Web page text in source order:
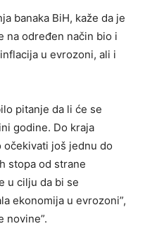
banaka BiH, kaže da je
na određen način bio i
u evrozoni, ali i
pitanje da li će se
godine. Do kraja
još jednu do
stopa od strane
u cilju da bi se
ekonomija u evrozoni”,
novine”.